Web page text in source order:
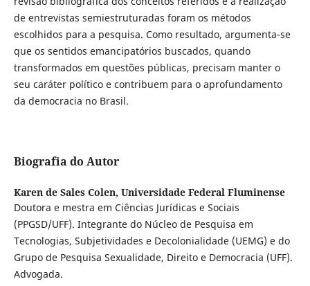
de entrevistas semiestruturadas foram os métodos
escolhidos para a pesquisa. Como resultado, argumenta-se
que os sentidos emancipatórios buscados, quando
transformados em questões públicas, precisam manter o
seu caráter político e contribuem para o aprofundamento
da democracia no Brasil.
Biografia do Autor
Karen de Sales Colen, Universidade Federal Fluminense
Doutora e mestra em Ciências Jurídicas e Sociais
(PPGSD/UFF). Integrante do Núcleo de Pesquisa em
Tecnologias, Subjetividades e Decolonialidade (UEMG) e do
Grupo de Pesquisa Sexualidade, Direito e Democracia (UFF).
Advogada.